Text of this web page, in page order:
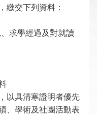
繳交下列資料：
求學經過及對就讀
以具清寒證明者優先
、學術及社團活動表